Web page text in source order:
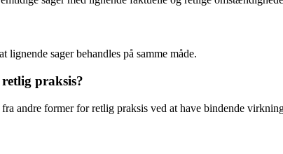
sager behandles på samme måde.
praksis?
andre former for retlig praksis ved at have bindende